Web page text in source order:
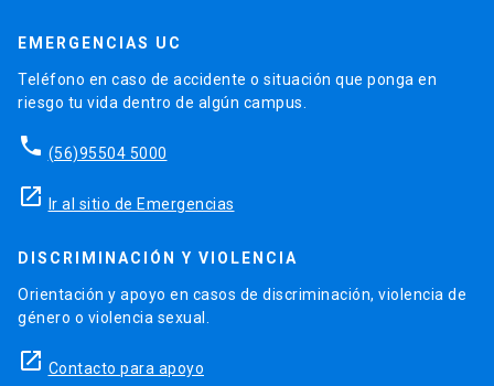
EMERGENCIAS UC
Teléfono en caso de accidente o situación que ponga en
riesgo tu vida dentro de algún campus.
phone (56)95504 5000
launch Ir al sitio de Emergencias
DISCRIMINACIÓN Y VIOLENCIA
Orientación y apoyo en casos de discriminación, violencia de
género o violencia sexual.
launch Contacto para apoyo